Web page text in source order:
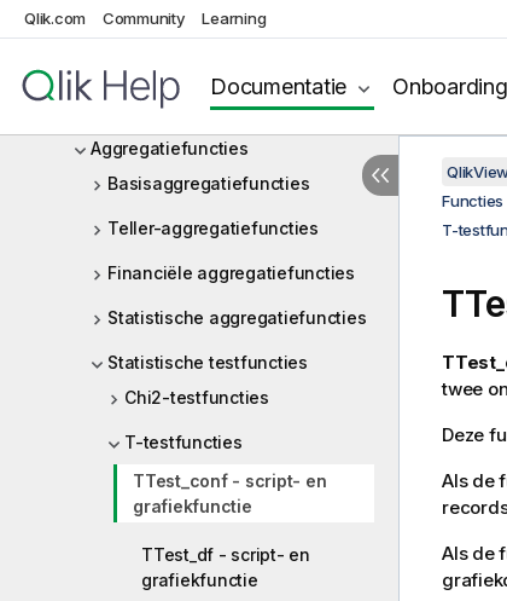
Qlik.com Community Learning
Documentatie Onboarding
Operatoren
Functies in scripts en
grafiekuitdrukkingen
Aggregatiefuncties
Basisaggregatiefuncties
Teller-aggregatiefuncties
Financiële aggregatiefuncties
Statistische aggregatiefuncties
Statistische testfuncties
Chi2-testfuncties
T-testfuncties
TTest_conf - script- en
grafiekfunctie
TTest_df - script- en
grafiekfunctie
T-
twee
Deze
Als de
Als de